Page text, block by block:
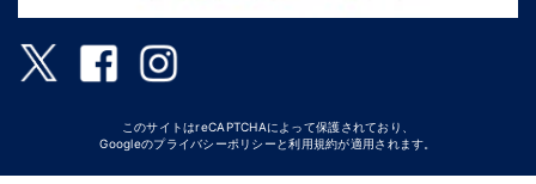
このサイトはreCAPTCHAによって保護されており、
Googleのプライバシーポリシー と利用規約が適用されます。